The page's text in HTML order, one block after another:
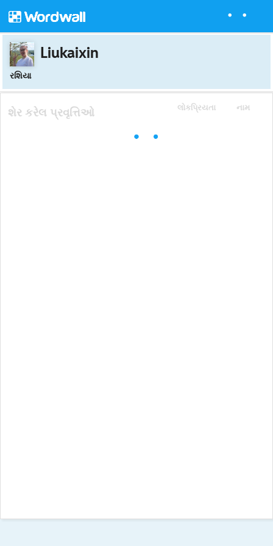
Liukaixin
રશિયા
લોકપ્રિયતા નામ
શેર કરેલ પ્રવૃત્તિઓ